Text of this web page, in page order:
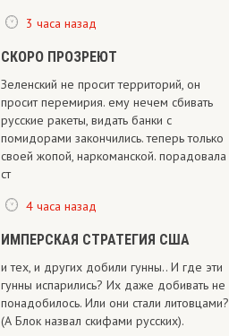
3 часа назад
СКОРО ПРОЗРЕЮТ
Зеленский не просит территорий, он
просит перемирия. ему нечем сбивать
русские ракеты, видать банки с
помидорами закончились. теперь только
своей жопой, наркоманской. порадовала
ст
4 часа назад
ИМПЕРСКАЯ СТРАТЕГИЯ США
и тех, и других добили гунны.. И где эти
гунны испарились? Их даже добивать не
понадобилось. Или они стали литовцами?
(А Блок назвал скифами русских).